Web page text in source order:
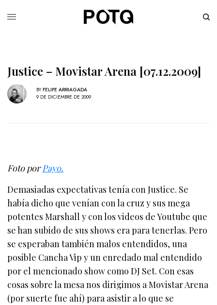
Justice – Movistar Arena [07.12.2009]
BY FELIPE ARRIAGADA
9 DE DICIEMBRE DE 2009
Foto porPayo.
Demasiadas expectativas tenía con Justice. Se
había dicho que venían con la cruz y sus mega
potentes Marshall y con los videos de Youtube que
se han subido de sus shows era para tenerlas. Pero
se esperaban también malos entendidos, una
posible Cancha Vip y un enredado mal entendido
por el mencionado show como DJ Set. Con esas
cosas sobre la mesa nos dirigimos a Movistar Arena
(por suerte fue ahí) para asistir a lo que se